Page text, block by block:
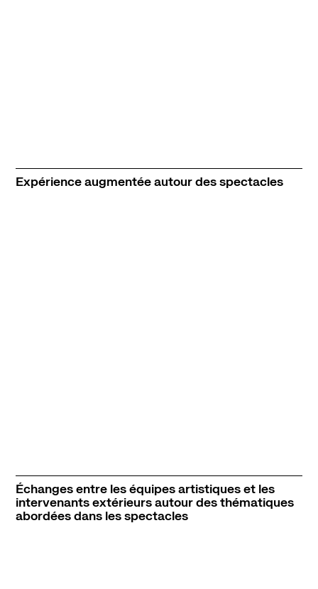
Expérience augmentée autour des spectacles
Échanges entre les équipes artistiques et les
intervenants extérieurs autour des thématiques
abordées dans les spectacles